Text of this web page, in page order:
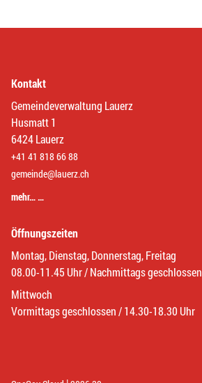
Kontakt
Gemeindeverwaltung Lauerz
Husmatt 1
6424 Lauerz
+41 41 818 66 88
gemeinde@lauerz.ch
mehr… …
Öffnungszeiten
Montag, Dienstag, Donnerstag, Freitag
08.00-11.45 Uhr / Nachmittags geschlossen
Mittwoch
Vormittags geschlossen / 14.30-18.30 Uhr